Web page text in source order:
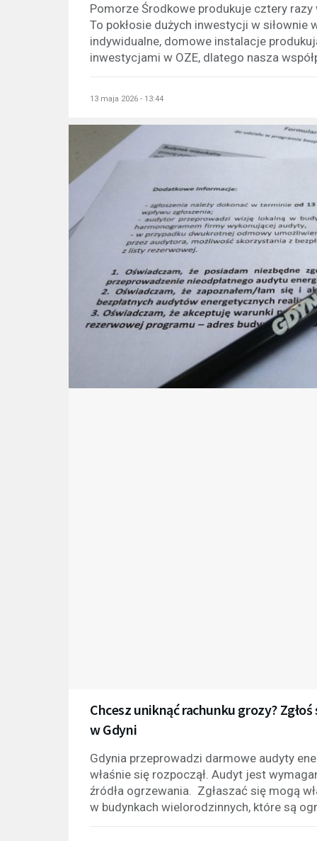
Pomorze Środkowe produkuje cztery
To pokłosie dużych inwestycji w
indywidualne, domowe instalacje
inwestycjami w OZE, dlatego nasza
13 maja 2026 - 13:44
Chcesz uniknąć rachunku grozy?
w Gdyni
Gdynia przeprowadzi darmowe audyty
właśnie się rozpoczął. Audyt jest
źródła ogrzewania. Zgłaszać się mogą
w budynkach wielorodzinnych, które są